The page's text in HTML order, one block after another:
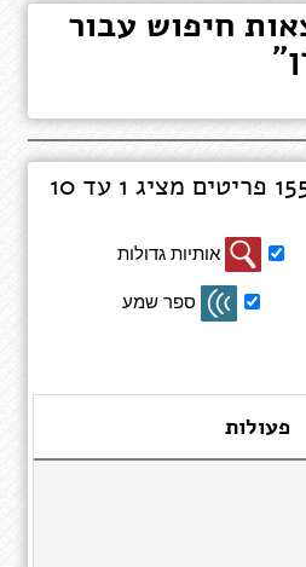
155 תוצאות חיפוש עבור
אותיות גדולות
ספר שמע
פעולות